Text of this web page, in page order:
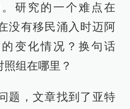
研究的一个难点在
没有移民涌入时迈阿
变化情况？换句话
组在哪里？
题，文章找到了亚特